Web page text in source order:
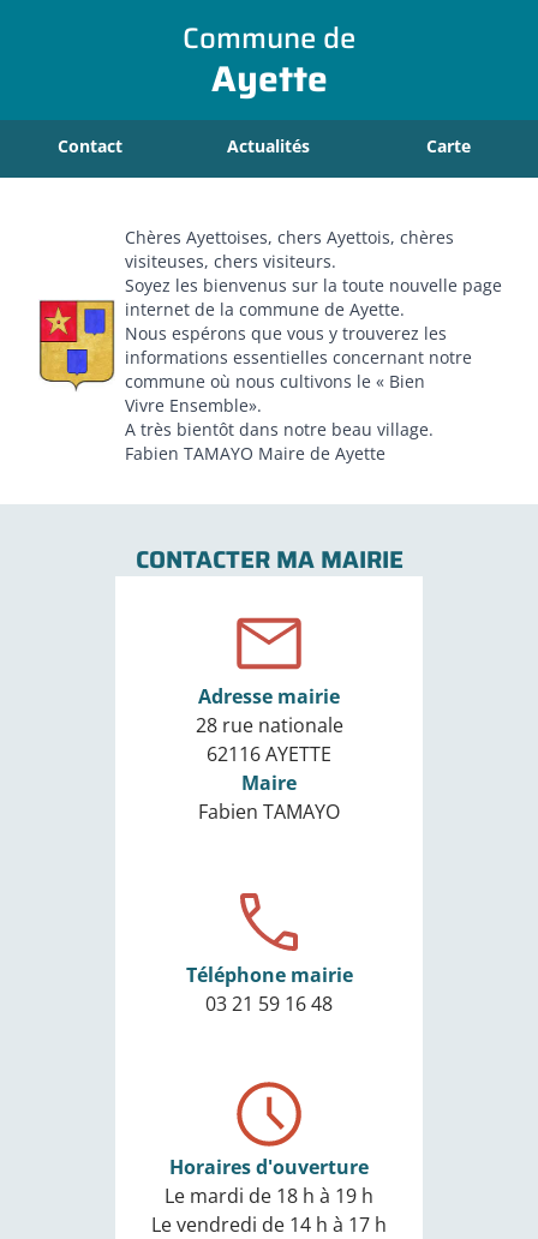
Commune de
Ayette
Contact Actualités Carte
Chères Ayettoises, chers Ayettois, chères
visiteuses, chers visiteurs.
Soyez les bienvenus sur la toute nouvelle page
internet de la commune de Ayette.
Nous espérons que vous y trouverez les
informations essentielles concernant notre
commune où nous cultivons le « Bien
Vivre Ensemble».
A très bientôt dans notre beau village.
Fabien TAMAYO Maire de Ayette
CONTACTER MA MAIRIE
Adresse mairie
28 rue nationale
62116 AYETTE
Maire
Fabien TAMAYO
Téléphone mairie
03 21 59 16 48
Horaires d'ouverture
Le mardi de 18 h à 19 h
Le vendredi de 14 h à 17 h